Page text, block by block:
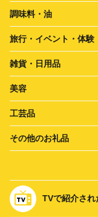
調味料・油
旅行・イベント・体験
雑貨・日用品
美容
工芸品
その他のお礼品
TVで紹介さ